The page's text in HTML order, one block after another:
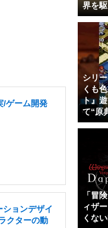
/ゲーム開発
ションデザイ
クターの動
界を
シリ
くも
ト』
て“原
「冒
ィザ
くな